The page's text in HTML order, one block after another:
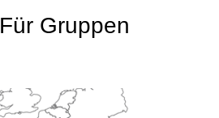
Für Gruppen